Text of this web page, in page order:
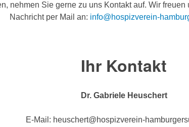
nehmen Sie gerne zu uns Kontakt auf. Wir
Nachricht per Mail an: info@hospizverein-
Ihr Kontakt
Dr. Gabriele Heuschert
E-Mail: heuschert@hospizverein-